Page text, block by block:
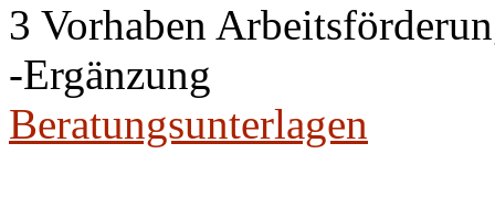
3 Vorhaben
-Ergänzung
Beratungsunterlagen